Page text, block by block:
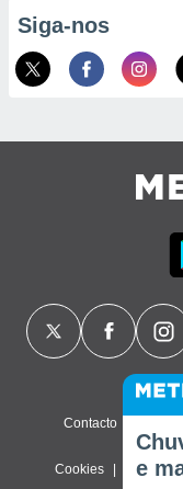
Siga-nos
Contacto
Cookies Política
e